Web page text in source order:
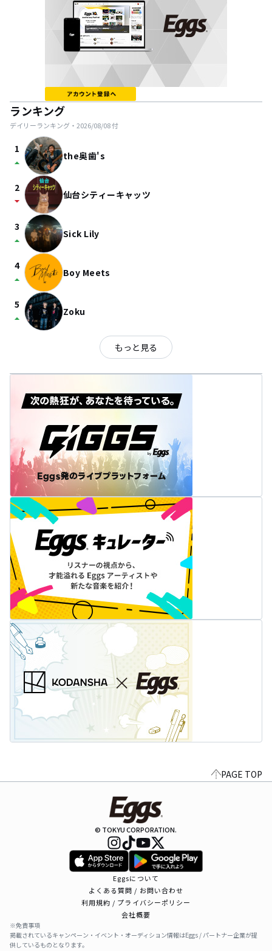
ランキング
デイリーランキング・ 2026/08/08付
1
arrow_drop_up the奥歯's
2
arrow_drop_down 仙台シティーキャッツ
3
arrow_drop_up Sick Lily
4
arrow_drop_up Boy Meets
5
arrow_drop_up Zoku
もっと見る
PAGE TOP
© TOKYU CORPORATION.
Eggsについて
よくある質問 / お問い合わせ
利用規約 / プライバシーポリシー
会社概要
※免責事項
掲載されているキャンペーン・イベント・オーディション情報はEggs / パートナー企業が提
供しているものとなります。